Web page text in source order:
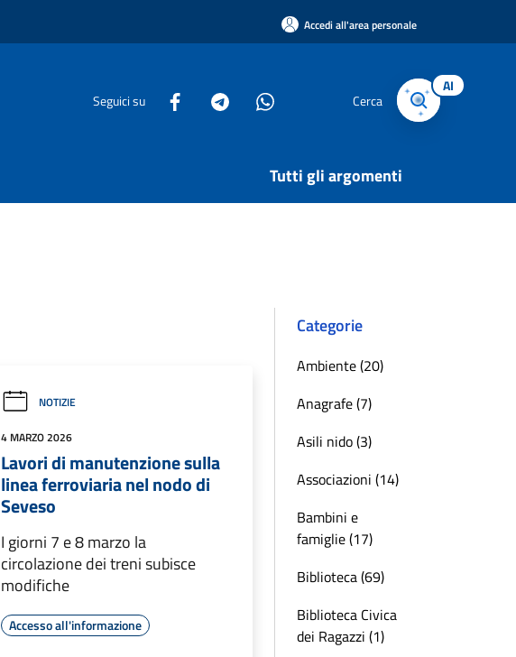
Accedi all'area personale
Seguici su Cerca
AI
Tutti gli argomenti
NOTIZIE
4 MARZO 2026
Lavori di manutenzione sulla
linea ferroviaria nel nodo di
Seveso
I giorni 7 e 8 marzo la
circolazione dei treni subisce
modifiche
Accesso all'informazione
Categorie
Ambiente (20)
Anagrafe (7)
Asili nido (3)
Associazioni (14)
Bambini e
famiglie (17)
Biblioteca (69)
Biblioteca Civica
dei Ragazzi (1)